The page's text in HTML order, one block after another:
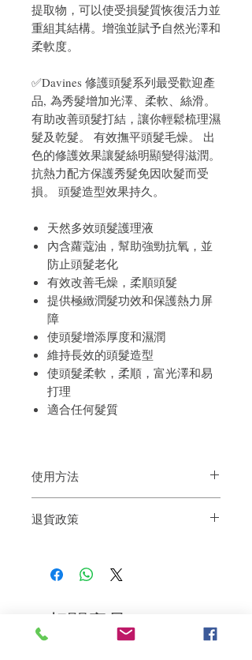
提取物，可以使受損髮質恢復活力並
重組其結構。增強並賦予自然光澤和
柔軟度。
✅Davines 修護頭髮系列最受歡迎產
品, 為秀髮增加光澤、柔軟、絲滑。
有助改善頭髮打結，讓你輕鬆梳理濕
髮及乾髮。 有效撫平頭髮毛燥。 出
色的修護效果讓髮絲明顯變得滋潤。
抗熱力配方保護秀髮免因吹髮而受
損。 頭髮造型效果持久。
天然多效頭髮護理液
內含蘿蔻油，幫助強勁抗氧，並
防止頭髮老化
有效改善毛燥，柔順頭髮
提供極緻潤髮功效和保護熱力屏
障
使頭髮增添厚度和濕潤
維持長效的頭髮造型
使頭髮柔軟，柔順，富光澤和易
打理
適合任何髮質
使用方法
髮皆適合，對受損部位可加強。
退貨政策
到我們的產品後的前7天內通過電子郵件
相關產品